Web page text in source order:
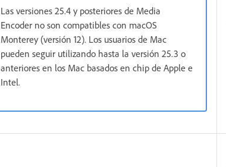
Las versiones 25.4 y posteriores de Media
Encoder no son compatibles con macOS
Monterey (versión 12). Los usuarios de Mac
pueden seguir utilizando hasta la versión 25.3 o
anteriores en los Mac basados en chip de Apple e
Intel.